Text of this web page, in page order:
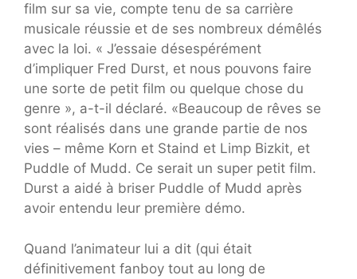
film sur sa vie, compte tenu de sa carrière
musicale réussie et de ses nombreux démêlés
avec la loi. « J’essaie désespérément
d’impliquer Fred Durst, et nous pouvons faire
une sorte de petit film ou quelque chose du
genre », a-t-il déclaré. «Beaucoup de rêves se
sont réalisés dans une grande partie de nos
vies – même Korn et Staind et Limp Bizkit, et
Puddle of Mudd. Ce serait un super petit film.
Durst a aidé à briser Puddle of Mudd après
avoir entendu leur première démo.
Quand l’animateur lui a dit (qui était
définitivement fanboy tout au long de